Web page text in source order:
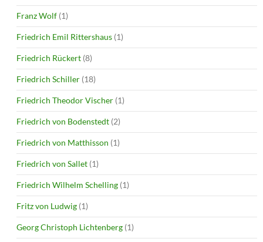
Franz Wolf (1)
Friedrich Emil Rittershaus (1)
Friedrich Rückert (8)
Friedrich Schiller (18)
Friedrich Theodor Vischer (1)
Friedrich von Bodenstedt (2)
Friedrich von Matthisson (1)
Friedrich von Sallet (1)
Friedrich Wilhelm Schelling (1)
Fritz von Ludwig (1)
Georg Christoph Lichtenberg (1)